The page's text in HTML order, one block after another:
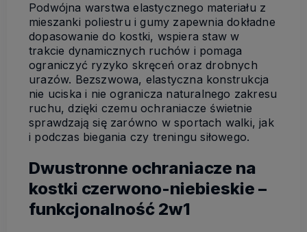
Podwójna warstwa elastycznego materiału z
mieszanki poliestru i gumy zapewnia dokładne
dopasowanie do kostki, wspiera staw w
trakcie dynamicznych ruchów i pomaga
ograniczyć ryzyko skręceń oraz drobnych
urazów. Bezszwowa, elastyczna konstrukcja
nie uciska i nie ogranicza naturalnego zakresu
ruchu, dzięki czemu ochraniacze świetnie
sprawdzają się zarówno w sportach walki, jak
i podczas biegania czy treningu siłowego.
Dwustronne ochraniacze na
kostki czerwono-niebieskie –
funkcjonalność 2w1